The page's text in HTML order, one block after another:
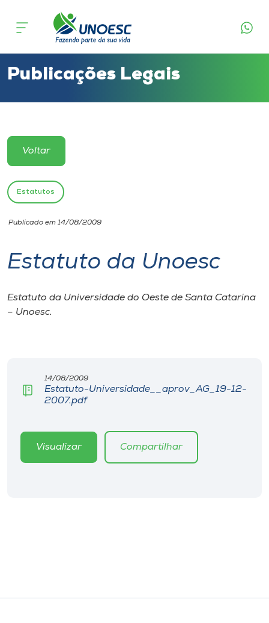
Cursos
Atendimento ao Estudante
Portal de Ensino
Unoesc
Internacionalização
I.nova
Biblioteca
Store
Publicações Legais
Voltar
Estatutos
Publicado em 14/08/2009
Estatuto da Unoesc
Estatuto da Universidade do Oeste de Santa Catarina
– Unoesc.
14/08/2009
Estatuto-Universidade__aprov_AG_19-12-
2007.pdf
Visualizar Compartilhar